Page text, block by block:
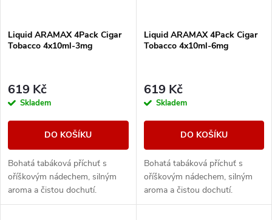
Liquid ARAMAX 4Pack Cigar
Tobacco 4x10ml-3mg
619 Kč
Skladem
DO KOŠÍKU
Bohatá tabáková příchuť s
oříškovým nádechem, silným
aroma a čistou dochutí.
Liquid ARAMAX 4Pack Cigar
Tobacco 4x10ml-6mg
619 Kč
Skladem
DO KOŠÍKU
Bohatá tabáková příchuť s
oříškovým nádechem, silným
aroma a čistou dochutí.